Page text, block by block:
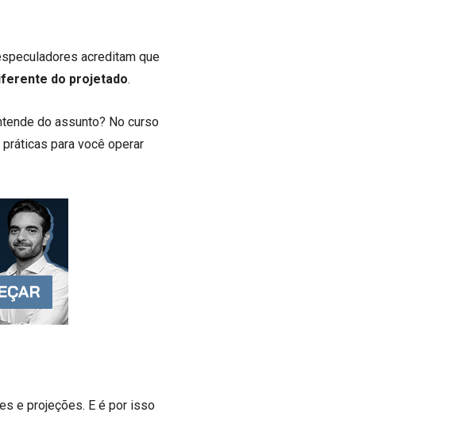
acreditam que
do projetado.
do assunto? No curso
para você operar
e projeções. E é por isso